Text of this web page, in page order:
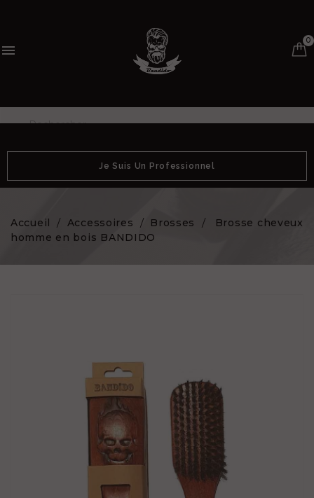

0
Je Suis Un Professionnel
Accueil Accessoires Brosses
Brosse cheveux
homme en bois BANDIDO